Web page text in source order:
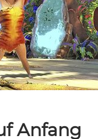
Anfang